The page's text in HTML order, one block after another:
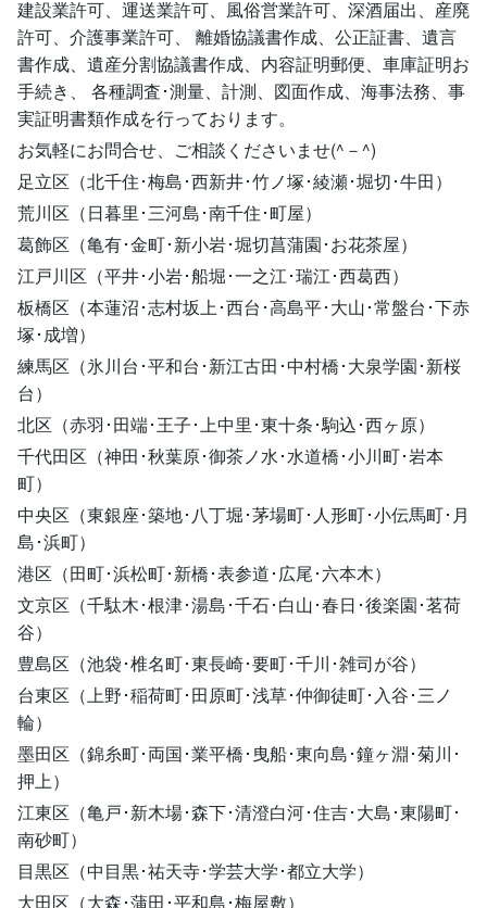
建設業許可、運送業許可、風俗営業許可、深酒届出、産廃
許可、介護事業許可、 離婚協議書作成、公正証書、遺言
書作成、遺産分割協議書作成、内容証明郵便、車庫証明お
手続き、 各種調査･測量、計測、図面作成、海事法務、事
実証明書類作成を行っております。
お気軽にお問合せ、ご相談くださいませ(^－^)
足立区（北千住･梅島･西新井･竹ノ塚･綾瀬･堀切･牛田）
荒川区（日暮里･三河島･南千住･町屋）
葛飾区（亀有･金町･新小岩･堀切菖蒲園･お花茶屋）
江戸川区（平井･小岩･船堀･一之江･瑞江･西葛西）
板橋区（本蓮沼･志村坂上･西台･高島平･大山･常盤台･下赤
塚･成増）
練馬区（氷川台･平和台･新江古田･中村橋･大泉学園･新桜
台）
北区（赤羽･田端･王子･上中里･東十条･駒込･西ヶ原）
千代田区（神田･秋葉原･御茶ノ水･水道橋･小川町･岩本
町）
中央区（東銀座･築地･八丁堀･茅場町･人形町･小伝馬町･月
島･浜町）
港区（田町･浜松町･新橋･表参道･広尾･六本木）
文京区（千駄木･根津･湯島･千石･白山･春日･後楽園･茗荷
谷）
豊島区（池袋･椎名町･東長崎･要町･千川･雑司が谷）
台東区（上野･稲荷町･田原町･浅草･仲御徒町･入谷･三ノ
輪）
墨田区（錦糸町･両国･業平橋･曳船･東向島･鐘ヶ淵･菊川･
押上）
江東区（亀戸･新木場･森下･清澄白河･住吉･大島･東陽町･
南砂町）
目黒区（中目黒･祐天寺･学芸大学･都立大学）
大田区（大森･蒲田･平和島･梅屋敷）